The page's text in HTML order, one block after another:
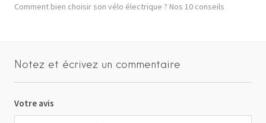
Comment bien choisir son vélo électrique ? Nos 10 conseils
Notez et écrivez un commentaire
Votre avis